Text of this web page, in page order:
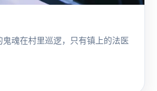
魂在村里巡逻，只有镇上的法医